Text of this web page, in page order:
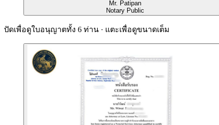
Mr. Patipan
Notary Public
ปัดเพื่อดูใบอนุญาตทั้ง 6 ท่าน · แตะเพื่อดูขนาดเต็ม